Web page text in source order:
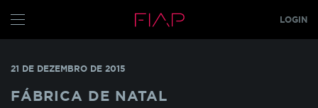
LOGIN
21 DE DEZEMBRO DE 2015
FÁBRICA DE NATAL
cookies para melhorar a experiência de